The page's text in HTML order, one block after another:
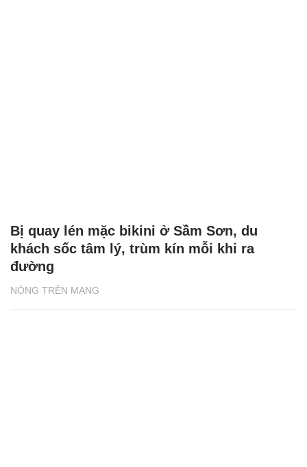
NÓNG TRÊN MẠNG
Bị quay lén mặc bikini ở Sầm Sơn, du
khách sốc tâm lý, trùm kín mỗi khi ra
đường